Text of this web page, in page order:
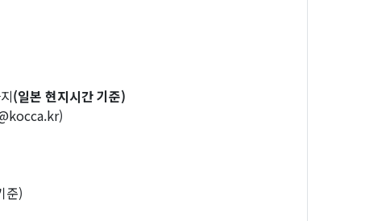
(일본 현지시간 기준)
준)